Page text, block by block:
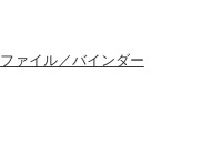
ファイル／バインダー